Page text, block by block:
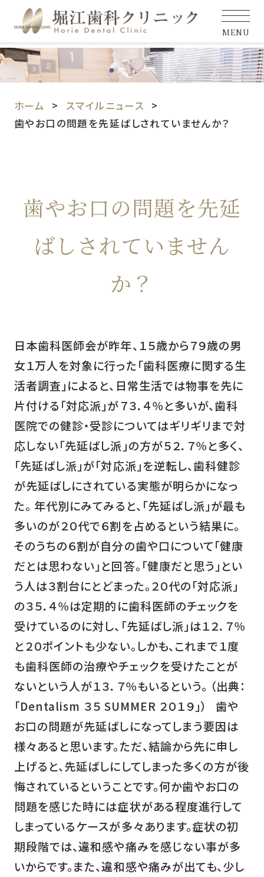
MENU
ホーム
スマイルニュース
歯やお口の問題を先延ばしされていませんか？
歯やお口の問題を先延
ばしされていません
か？
日本歯科医師会が昨年、１５歳から７９歳の男
女１万人を対象に行った「歯科医療に関する生
活者調査」によると、日常生活では物事を先に
片付ける「対応派」が７３．４％と多いが、歯科
医院での健診・受診についてはギリギリまで対
応しない「先延ばし派」の方が５２．７％と多く、
「先延ばし派」が「対応派」を逆転し、歯科健診
が先延ばしにされている実態が明らかになっ
た。 年代別にみてみると、「先延ばし派」が最も
多いのが２０代で６割を占めるという結果に。
そのうちの６割が自分の歯や口について「健康
だとは思わない」と回答。「健康だと思う」とい
う人は３割台にとどまった。２０代の「対応派」
の３５．４％は定期的に歯科医師のチェックを
受けているのに対し、「先延ばし派」は１２．７％
と２０ポイントも少ない。しかも、これまで１度
も歯科医師の治療やチェックを受けたことが
ないという人が１３．７％もいるという。 （出典：
「Dentalism ３５ SUMMER ２０１９」） 歯や
お口の問題が先延ばしになってしまう要因は
様々あると思います。ただ、結論から先に申し
上げると、先延ばしにしてしまった多くの方が後
悔されているということです。何か歯やお口の
問題を感じた時には症状がある程度進行して
しまっているケースが多々あります。症状の初
期段階では、違和感や痛みを感じない事が多
いからです。また、違和感や痛みが出ても、少し